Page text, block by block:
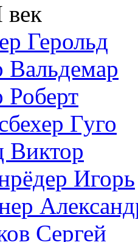
Герольд
Вальдемар
Роберт
Гуго
Виктор
Игорь
Сергей